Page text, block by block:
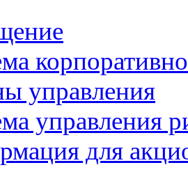
управления
управления
для